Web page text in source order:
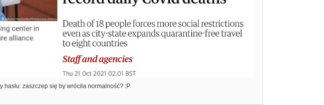
zaszczep się by wróciła normalność? :P